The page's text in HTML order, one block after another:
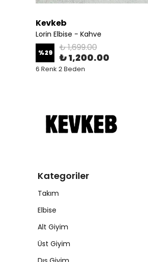
Kevkeb
Lorin Elbise - Kahve
%29 ₺ 1,699.00
₺ 1,200.00
6 Renk 2 Beden
Kategoriler
Takım
Elbise
Alt Giyim
Üst Giyim